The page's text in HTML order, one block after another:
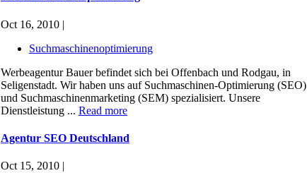
Oct 16, 2010 |
Suchmaschinenoptimierung
Werbeagentur Bauer befindet sich bei Offenbach und Rodgau, in
Seligenstadt. Wir haben uns auf Suchmaschinen-Optimierung (SEO)
und Suchmaschinenmarketing (SEM) spezialisiert. Unsere
Dienstleistung ... Read more
Agentur SEO Deutschland
Oct 15, 2010 |